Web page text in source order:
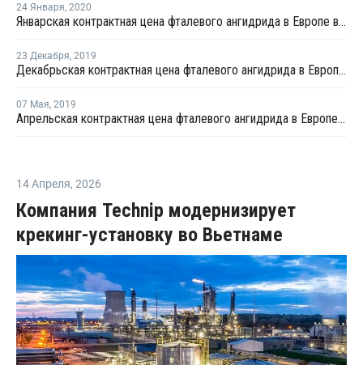
24 Января, 2020
Январская контрактная цена фталевого ангидрида в Европе выросла на EUR10 за тонну
23 Декабря, 2019
Декабрьская контрактная цена фталевого ангидрида в Европе понизилась на EUR15 за тонну
07 Мая, 2019
Апрельская контрактная цена фталевого ангидрида в Европе выросла на EUR70 за тонну
14 Апреля, 2026
Компания Technip модернизирует
крекинг-установку во Вьетнаме